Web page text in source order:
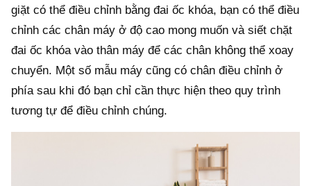
giặt có thể điều chỉnh bằng đai ốc khóa, bạn có thể điều
chỉnh các chân máy ở độ cao mong muốn và siết chặt
đai ốc khóa vào thân máy để các chân không thể xoay
chuyển. Một số mẫu máy cũng có chân điều chỉnh ở
phía sau khi đó bạn chỉ cần thực hiện theo quy trình
tương tự để điều chỉnh chúng.